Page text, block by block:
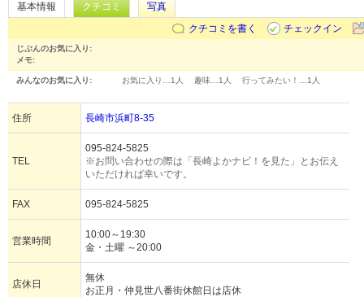
基本情報 クチコミ
写真
クチコミを書く
チェックイン
じぶんのお気に入り:
メモ:
みんなのお気に入り: お気に入り… 1人 趣味… 1人 行ってみたい！… 1人
住所 長崎市浜町8-35
TEL
095-824-5825
※お問い合わせの際は「長崎よかナビ！を見た」とお伝え
いただければ幸いです。
FAX 095-824-5825
営業時間
10:00～19:30
金・土曜 ～20:00
店休日
無休
お正月・仲見世八番街休館日は店休